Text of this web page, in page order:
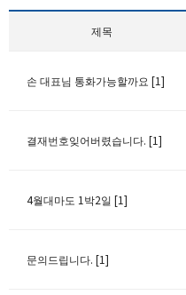
제목
손 대표님 통화가능할까요 [1]
결재번호잊어버렸습니다. [1]
4월대마도 1박2일 [1]
문의드립니다. [1]